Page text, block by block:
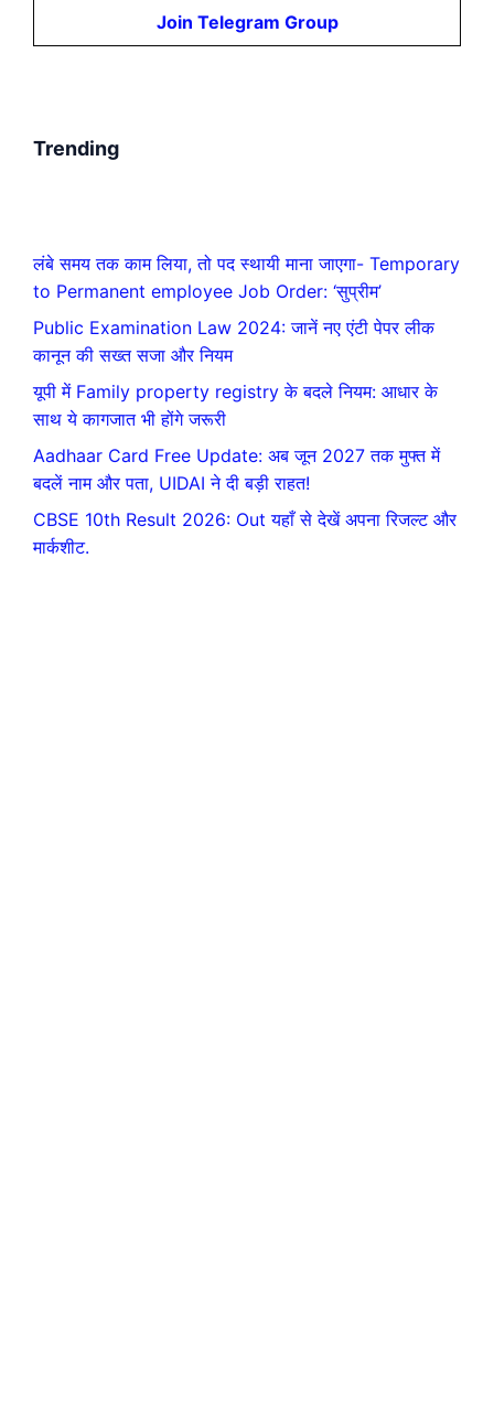
Join Telegram Group
Trending
लंबे समय तक काम लिया, तो पद स्थायी माना जाएगा- Temporary
to Permanent employee Job Order: ‘सुप्रीम’
Public Examination Law 2024: जानें नए एंटी पेपर लीक
कानून की सख्त सजा और नियम
यूपी में Family property registry के बदले नियम: आधार के
साथ ये कागजात भी होंगे जरूरी
Aadhaar Card Free Update: अब जून 2027 तक मुफ्त में
बदलें नाम और पता, UIDAI ने दी बड़ी राहत!
CBSE 10th Result 2026: Out यहाँ से देखें अपना रिजल्ट और
मार्कशीट.